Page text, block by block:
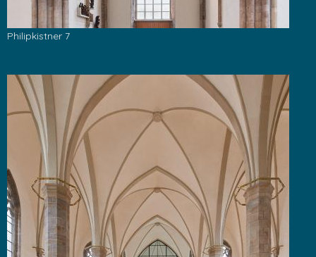
Philipkistner 7